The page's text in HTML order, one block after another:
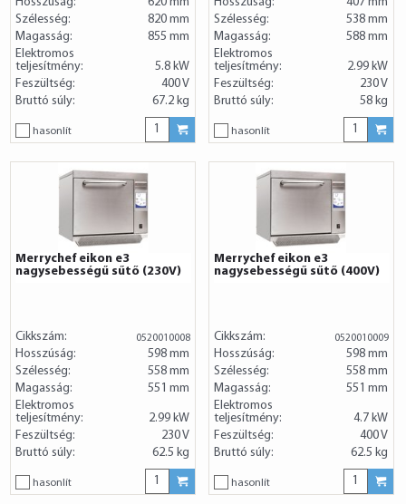
Szélesség:
820 mm
Magasság:
855 mm
Elektromos
teljesítmény:
5.8 kW
Feszültség:
400 V
Bruttó súly:
67.2 kg
hasonlít
Szélesség:
538 mm
Magasság:
588 mm
Elektromos
teljesítmény:
2.99 kW
Feszültség:
230 V
Bruttó súly:
58 kg
hasonlít
Merrychef eikon e3
nagysebességű sűtő (230V)
Cikkszám: 0520010008
Hosszúság:
598 mm
Szélesség:
558 mm
Magasság:
551 mm
Elektromos
teljesítmény:
2.99 kW
Feszültség:
230 V
Bruttó súly:
62.5 kg
hasonlít
Merrychef eikon e3
nagysebességű sűtő (400V)
Cikkszám: 0520010009
Hosszúság:
598 mm
Szélesség:
558 mm
Magasság:
551 mm
Elektromos
teljesítmény:
4.7 kW
Feszültség:
400 V
Bruttó súly:
62.5 kg
hasonlít